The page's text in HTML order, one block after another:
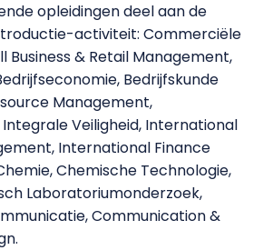
opleidingen deel aan de
activiteit: Commerciële
Business & Retail Management,
Bedrijfskunde
Management,
Integrale Veiligheid, International
International Finance
Chemische Technologie,
Laboratoriumonderzoek,
Communication &